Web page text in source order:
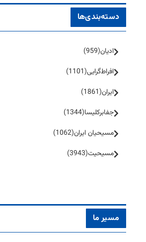
دسته‌بندی‌ها
ادیان(959)
افراط‌گرایی(1101)
ایران(1861)
جفا‌بر‌کلیسا(1344)
مسیحیان ایران(1062)
مسیحیت(3943)
مسیر ما